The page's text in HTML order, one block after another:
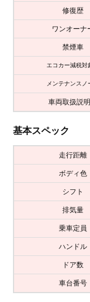
修復歴
ワンオーナ
禁煙車
エコカー減税対
メンテナンスノ
車両取扱説
基本スペック
走行距離
ボディ色
シフト
排気量
乗車定員
ハンドル
ドア数
車台番号